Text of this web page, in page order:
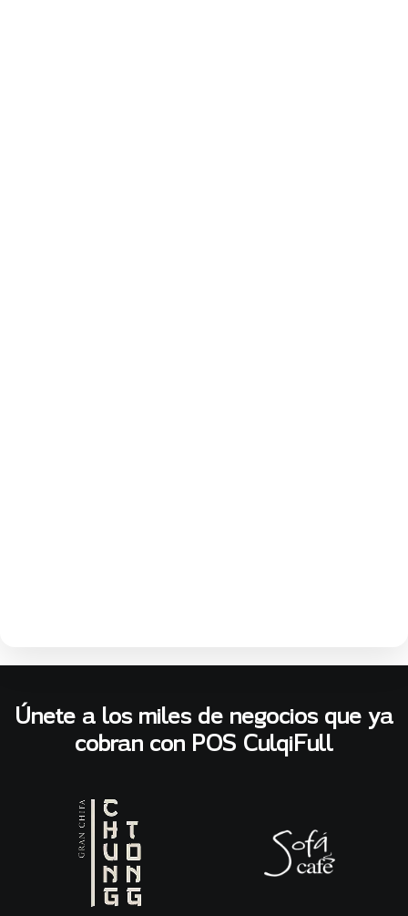
Únete a los miles de negocios que ya
cobran con POS CulqiFull